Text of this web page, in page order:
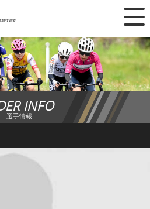
競技連盟
×
ュース
ス日程
キング
ム・選手
INFO
選手情報